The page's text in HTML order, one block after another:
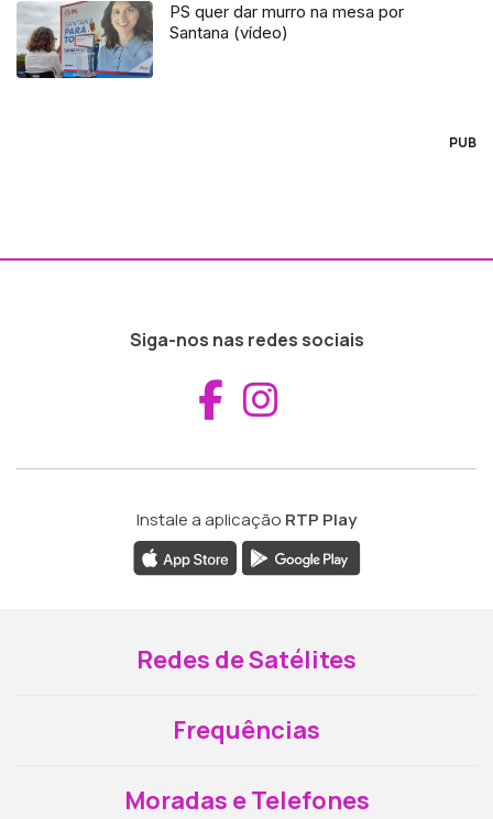
PS quer dar murro na mesa por
Santana (vídeo)
PUB
Siga-nos nas redes sociais
Aceder ao
Instale a aplicação RTP Play
Redes de Satélites
Frequências
Moradas e Telefones